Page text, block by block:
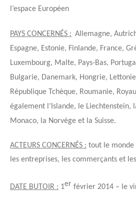
l’espace Européen
PAYS CONCERNÉS : Allemagne,
Espagne, Estonie, Finlande, France,
Luxembourg, Malte, Pays-Bas,
Bulgarie, Danemark, Hongrie,
République Tchèque, Roumanie,
également l’Islande, le Liechtenstein,
Monaco, la Norvège et la Suisse.
ACTEURS CONCERNÉS : tout le monde
les entreprises, les commerçants et
DATE BUTOIR : 1er février 2014 – le